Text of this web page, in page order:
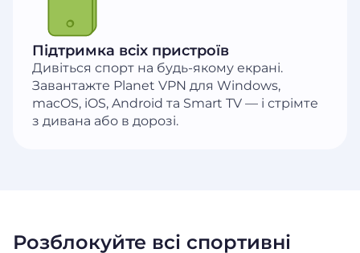
Підтримка всіх пристроїв
Дивіться спорт на будь-якому екрані.
Завантажте Planet VPN для Windows,
macOS, iOS, Android та Smart TV — і стрімте
з дивана або в дорозі.
Розблокуйте всі спортивні